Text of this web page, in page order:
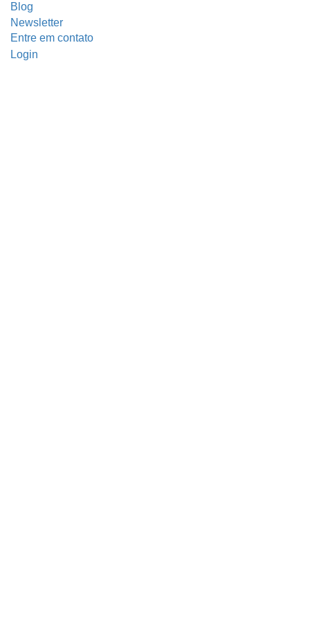
Blog
Newsletter
Entre em contato
Login